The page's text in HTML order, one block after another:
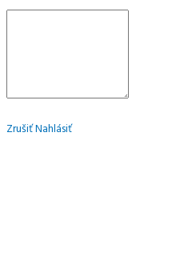
ZrušiťNahlásiť